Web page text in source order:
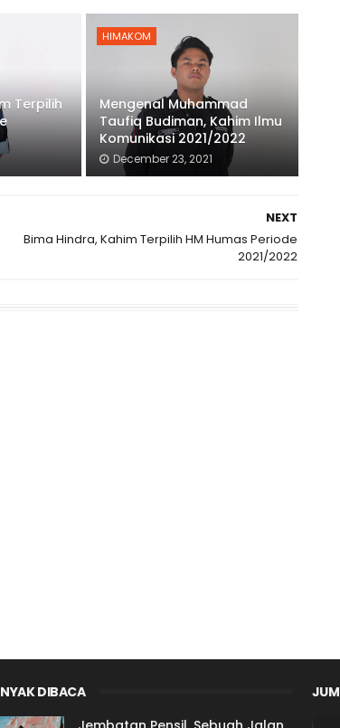
Terpilih
HIMAKOM
Mengenal Muhammad
Taufiq Budiman, Kahim Ilmu
Komunikasi 2021/2022
December 23, 2021
NEXT
Bima Hindra, Kahim Terpilih HM Humas Periode
2021/2022
DIBACA